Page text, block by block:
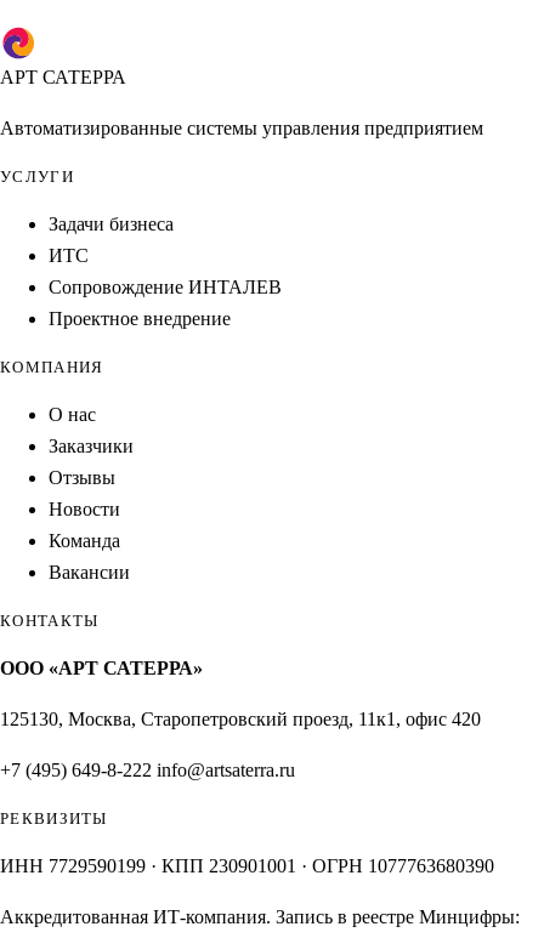
АРТ САТЕРРА
Автоматизированные системы управления предприятием
УСЛУГИ
Задачи бизнеса
ИТС
Сопровождение ИНТАЛЕВ
Проектное внедрение
КОМПАНИЯ
О нас
Заказчики
Отзывы
Новости
Команда
Вакансии
КОНТАКТЫ
ООО «АРТ САТЕРРА»
125130, Москва, Старопетровский проезд, 11к1, офис 420
+7 (495) 649-8-222 info@artsaterra.ru
РЕКВИЗИТЫ
ИНН 7729590199 · КПП 230901001 · ОГРН 1077763680390
Аккредитованная ИТ-компания. Запись в реестре Минцифры: